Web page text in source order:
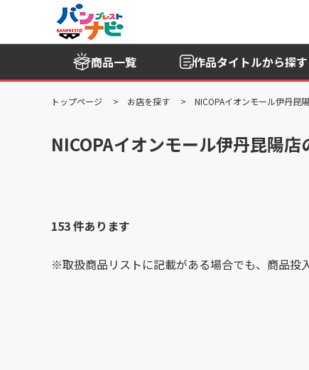
商品一覧 作品タイトルから探す
トップページ お店を探す NICOPAイオンモール伊丹昆
NICOPAイオンモール伊丹昆陽
153 件あります
※取扱商品リストに記載がある場合でも、商品投